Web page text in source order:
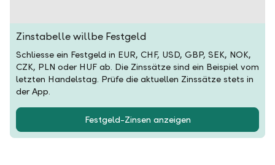
Zinstabelle willbe Festgeld
Schliesse ein Festgeld in EUR, CHF, USD, GBP, SEK, NOK,
CZK, PLN oder HUF ab. Die Zinssätze sind ein Beispiel vom
letzten Handelstag. Prüfe die aktuellen Zinssätze stets in
der App.
Festgeld-Zinsen anzeigen